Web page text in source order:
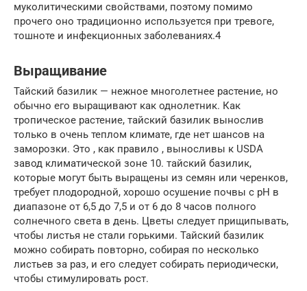
муколитическими свойствами, поэтому помимо
прочего оно традиционно используется при тревоге,
тошноте и инфекционных заболеваниях.4
Выращивание
Тайский базилик — нежное многолетнее растение, но
обычно его выращивают как однолетник. Как
тропическое растение, тайский базилик вынослив
только в очень теплом климате, где нет шансов на
заморозки. Это , как правило , выносливы к USDA
завод климатической зоне 10. тайский базилик,
которые могут быть выращены из семян или черенков,
требует плодородной, хорошо осушение почвы с рН в
диапазоне от 6,5 до 7,5 и от 6 до 8 часов полного
солнечного света в день. Цветы следует прищипывать,
чтобы листья не стали горькими. Тайский базилик
можно собирать повторно, собирая по несколько
листьев за раз, и его следует собирать периодически,
чтобы стимулировать рост.